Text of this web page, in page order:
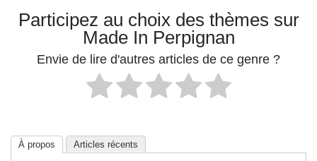
Participez au choix des thèmes sur
Made In Perpignan
Envie de lire d'autres articles de ce genre ?
À propos Articles récents